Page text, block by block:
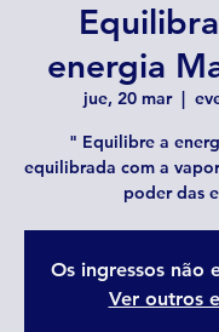
energia
jue, 20 mar
  |
" Equilibre a
equilibrada com a
poder das
Os ingressos não
Ver outros